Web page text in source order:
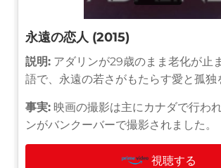
永遠の恋人 (2015)
説明: アダリンが29歳のまま老化が止
語で、永遠の若さがもたらす愛と孤独
事実: 映画の撮影は主にカナダで行わ
ンがバンクーバーで撮影されました。
視聴する